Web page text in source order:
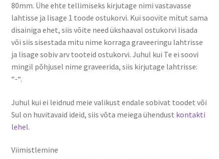
80mm. Ühe ehte tellimiseks kirjutage nimi vastavasse
lahtisse ja lisage 1 toode ostukorvi. Kui soovite mitut sama
disainiga ehet, siis võite need ükshaaval ostukorvi lisada
või siis sisestada mitu nime korraga graveeringu lahtrisse
ja lisage sobiv arv tooteid ostukorvi. Juhul kui Te ei soovi
mingil põhjusel nime graveerida, siis kirjutage lahtrisse:
“-“.
Juhul kui ei leidnud meie valikust endale sobivat toodet või
Sul on huvitavaid ideid, siis võta meiega ühendust kontakti
lehel.
Viimistlemine